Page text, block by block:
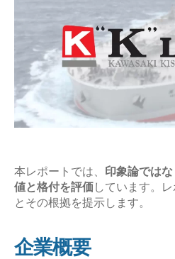
本レポートでは、 印象論では
値と格付を評価しています。
とその根拠を提示します。
企業概要